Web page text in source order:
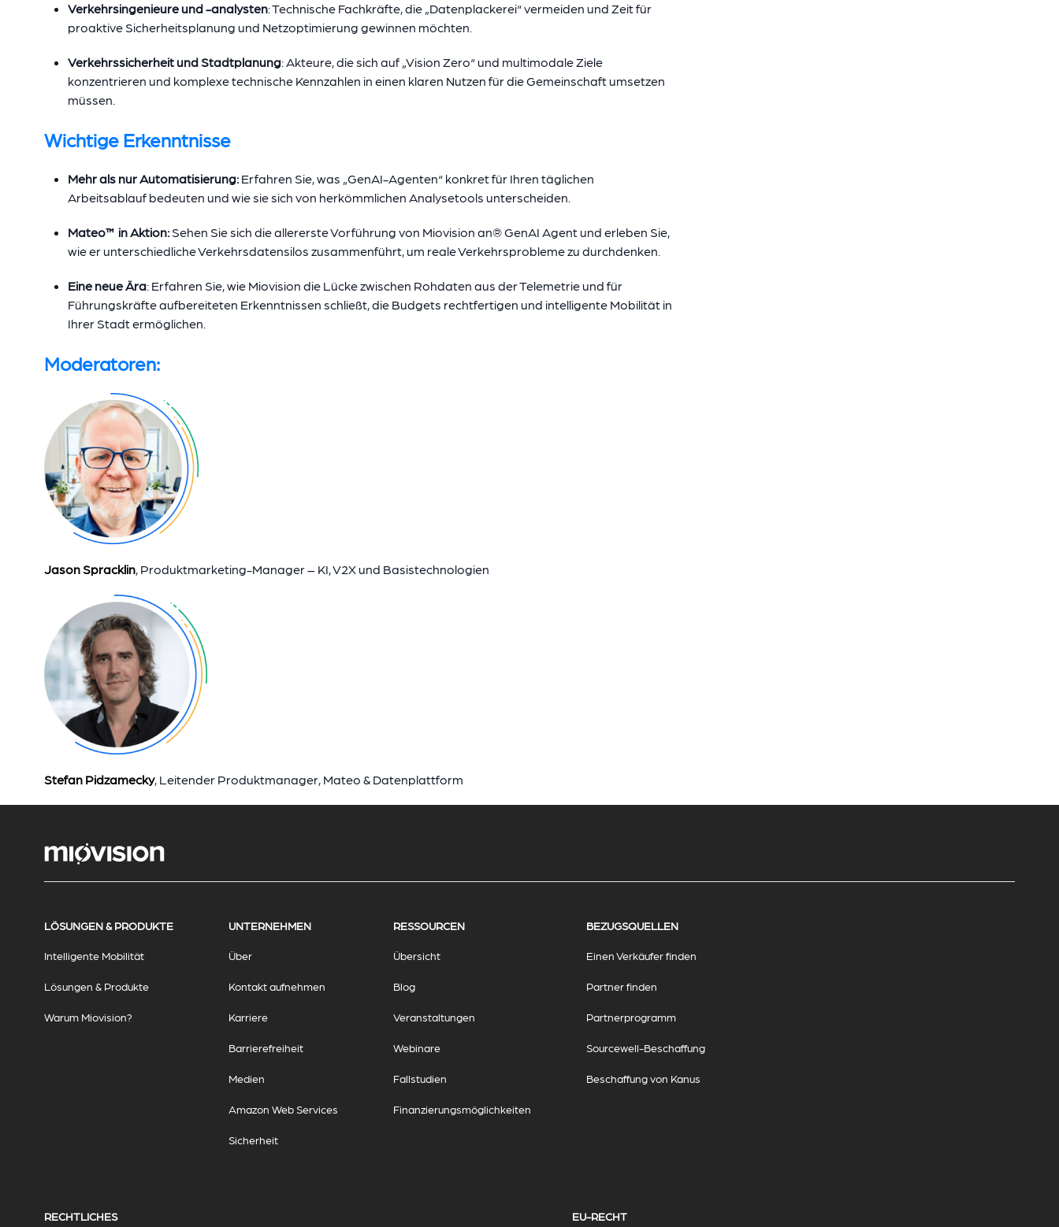
Verkehrsingenieure und -analysten: Technische Fachkräfte, die „Datenplackerei“ vermeiden und Zeit für
proaktive Sicherheitsplanung und Netzoptimierung gewinnen möchten.
Verkehrssicherheit und Stadtplanung: Akteure, die sich auf „Vision Zero“ und multimodale Ziele
konzentrieren und komplexe technische Kennzahlen in einen klaren Nutzen für die Gemeinschaft umsetzen
müssen.
Wichtige Erkenntnisse
Mehr als nur Automatisierung:Erfahren Sie, was „GenAI-Agenten“ konkret für Ihren täglichen
Arbeitsablauf bedeuten und wie sie sich von herkömmlichen Analysetools unterscheiden.
Mateo™ in Aktion:Sehen Sie sich die allererste Vorführung von Miovision an®GenAI Agent und erleben Sie,
wie er unterschiedliche Verkehrsdatensilos zusammenführt, um reale Verkehrsprobleme zu durchdenken.
Eine neue Ära: Erfahren Sie, wie Miovision die Lücke zwischen Rohdaten aus der Telemetrie und für
Führungskräfte aufbereiteten Erkenntnissen schließt, die Budgets rechtfertigen und intelligente Mobilität in
Ihrer Stadt ermöglichen.
Moderatoren:
Jason Spracklin, Produktmarketing-Manager – KI, V2X und Basistechnologien
Stefan Pidzamecky, Leitender Produktmanager, Mateo & Datenplattform
LÖSUNGEN & PRODUKTE
Intelligente Mobilität
Lösungen & Produkte
Warum Miovision?
UNTERNEHMEN
Über
Kontakt aufnehmen
Karriere
Barrierefreiheit
Medien
Amazon Web Services
Sicherheit
RESSOURCEN
Übersicht
Blog
Veranstaltungen
Webinare
Fallstudien
Finanzierungsmöglichkeiten
BEZUGSQUELLEN
Einen Verkäufer finden
Partner finden
Partnerprogramm
Sourcewell-Beschaffung
Beschaffung von Kanus
RECHTLICHES EU-RECHT